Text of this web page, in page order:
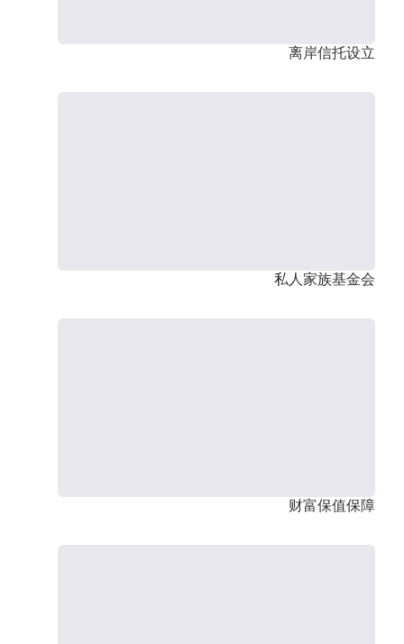
离岸信托设立
私人家族基金会
财富保值保障